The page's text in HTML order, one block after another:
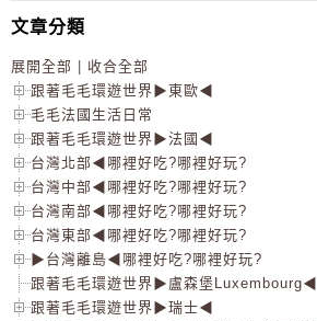
文章分類
展開全部 | 收合全部
跟著毛毛環遊世界▶東歐◀
毛毛法國生活日常
跟著毛毛環遊世界▶法國◀
台灣北部◀哪裡好吃?哪裡好玩?
台灣中部◀哪裡好吃?哪裡好玩?
台灣南部◀哪裡好吃?哪裡好玩?
台灣東部◀哪裡好吃?哪裡好玩?
▶台灣離島◀哪裡好吃?哪裡好玩?
跟著毛毛環遊世界▶盧森堡Luxembourg◀
跟著毛毛環遊世界▶瑞士◀